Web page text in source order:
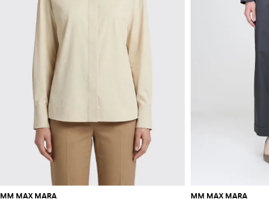
MM MAX MARA MM MAX MARA